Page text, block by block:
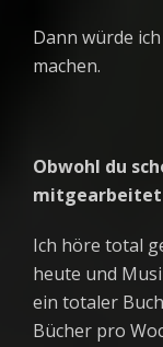
Dann würde
machen.
Obwohl du
mitgearbeitet
Ich höre total
heute und
ein totaler
Bücher pro